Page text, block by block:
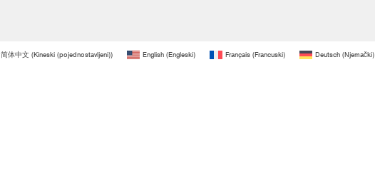
简体中文 (Kineski (pojednostavljeni)) English (Engleski) Français (Francuski) Deutsch (Njemački)